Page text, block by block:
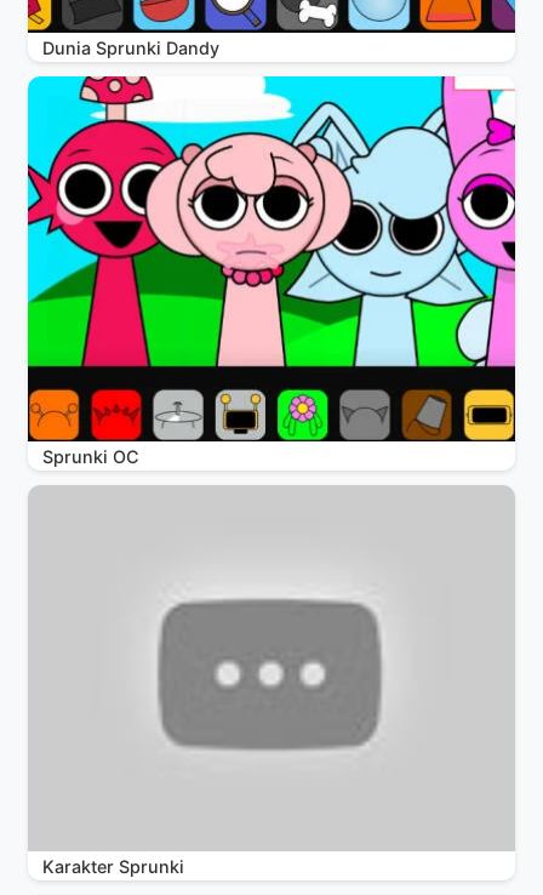
Dunia Sprunki Dandy
Sprunki OC
Karakter Sprunki